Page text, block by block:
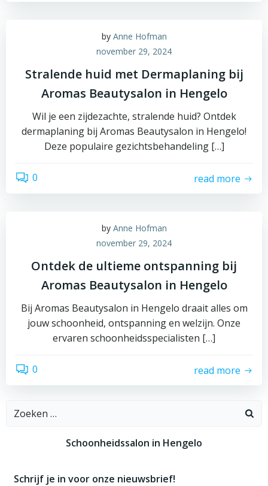
by Anne Hofman
november 29, 2024
Stralende huid met Dermaplaning bij
Aromas Beautysalon in Hengelo
Wil je een zijdezachte, stralende huid? Ontdek
dermaplaning bij Aromas Beautysalon in Hengelo!
Deze populaire gezichtsbehandeling […]
0 read more
by Anne Hofman
november 29, 2024
Ontdek de ultieme ontspanning bij
Aromas Beautysalon in Hengelo
Bij Aromas Beautysalon in Hengelo draait alles om
jouw schoonheid, ontspanning en welzijn. Onze
ervaren schoonheidsspecialisten […]
0 read more
Zoeken
Schoonheidssalon in Hengelo
Schrijf je in voor onze nieuwsbrief!